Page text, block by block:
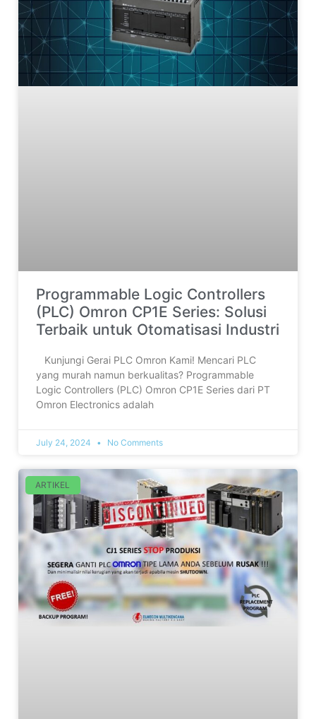
Programmable Logic Controllers
(PLC) Omron CP1E Series: Solusi
Terbaik untuk Otomatisasi Industri
‎ ‎Kunjungi Gerai PLC Omron Kami! Mencari PLC
yang murah namun berkualitas? Programmable
Logic Controllers (PLC) Omron CP1E Series dari PT
Omron Electronics adalah
July 24, 2024 No Comments
ARTIKEL